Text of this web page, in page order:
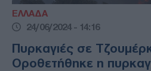
ΕΛΛΑΔΑ
24/06/2024 - 14:16
Πυρκαγιές σε
Οροθετήθηκε η